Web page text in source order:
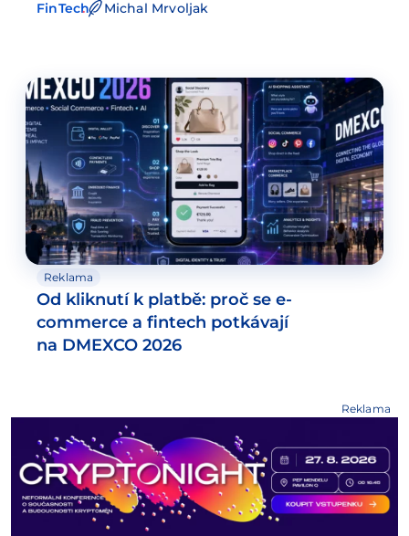
FinTech Michal Mrvoljak
Reklama
Od kliknutí k platbě: proč se e-
commerce a fintech potkávají
na DMEXCO 2026
Reklama